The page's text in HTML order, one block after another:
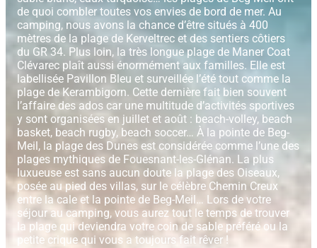
de quoi combler toutes vos envies de bord de mer. Au
camping, nous avons la chance d’être situés à 400
mètres de la plage de Kerveltrec et des sentiers côtiers
du GR 34. Plus loin, la très longue plage de Maner Coat
Clévarec plaît aussi énormément aux familles. Elle est
labellisée Pavillon Bleu et surveillée l’été tout comme la
plage de Kerambigorn. Cette dernière fait bien souvent
l’affaire des ados car une multitude d’activités sportives
y sont organisées en juillet et août : beach-volley, beach
basket, beach rugby, beach soccer… À la pointe de Beg-
Meil, la plage des Dunes est considérée comme l’une des
plages mythiques de Fouesnant-les-Glénan. La plus
luxueuse est sans aucun doute la plage des Oiseaux,
posée au pied des villas, sur le célèbre Chemin Creux
entre la cale et la pointe de Beg-Meil… Lors de votre
séjour au camping, vous aurez tout le temps de trouver
la plage qui deviendra votre coin de sable préféré ou la
petite crique qui vous a toujours fait rêver !